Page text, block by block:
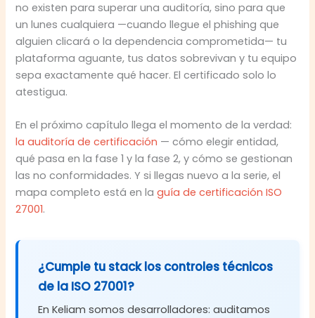
no existen para superar una auditoría, sino para que
un lunes cualquiera —cuando llegue el phishing que
alguien clicará o la dependencia comprometida— tu
plataforma aguante, tus datos sobrevivan y tu equipo
sepa exactamente qué hacer. El certificado solo lo
atestigua.
En el próximo capítulo llega el momento de la verdad:
la auditoría de certificación — cómo elegir entidad,
qué pasa en la fase 1 y la fase 2, y cómo se gestionan
las no conformidades. Y si llegas nuevo a la serie, el
mapa completo está en laguía de certificación ISO
27001.
¿Cumple tu stack los controles técnicos
de la ISO 27001?
En Keliam somos desarrolladores: auditamos